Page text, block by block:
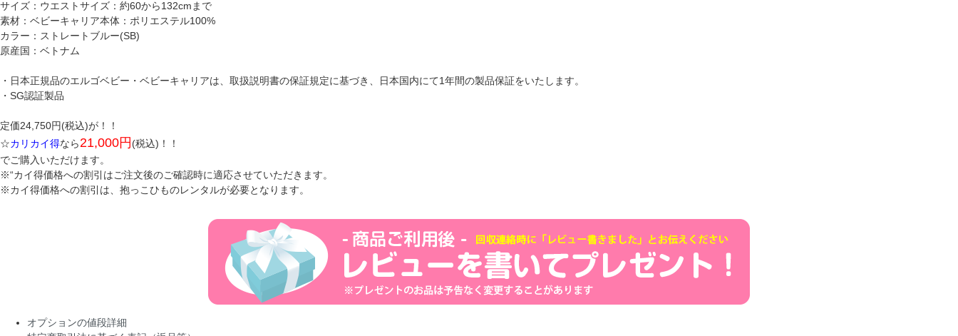
サイズ：ウエストサイズ：約60から132cmまで
素材：ベビーキャリア本体：ポリエステル100%
カラー：ストレートブルー(SB)
原産国：ベトナム
・日本正規品のエルゴベビー・ベビーキャリアは、取扱説明書の保証規定に基づき、日本国内にて1年間の製品保証をいたします。
・SG認証製品
定価24,750円(税込)が！！
☆カリカイ得なら21,000円 (税込)！！
でご購入いただけます。
※“カイ得価格への割引はご注文後のご確認時に適応させていただきます。
※カイ得価格への割引は、抱っこひものレンタルが必要となります。
オプションの値段詳細